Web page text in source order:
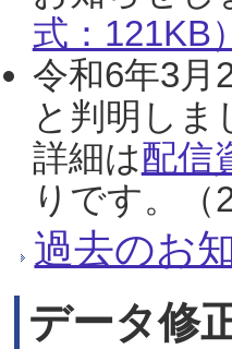
式：121KB）
令和6年3月
と判明し
詳細は配信
りです。（
過去のお
データ修